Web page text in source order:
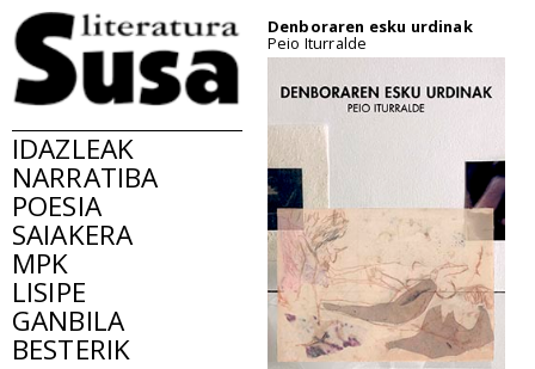
IDAZLEAK
NARRATIBA
POESIA
SAIAKERA
MPK
LISIPE
GANBILA
BESTERIK
Denboraren esku urdinak
Peio Iturralde